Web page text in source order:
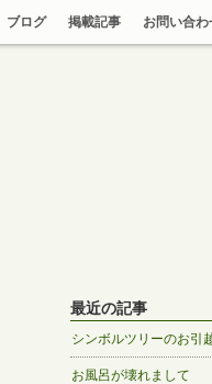
ブログ 掲載記事 お問い合わ
最近の記事
シンボルツリーのお引
お風呂が壊れまして